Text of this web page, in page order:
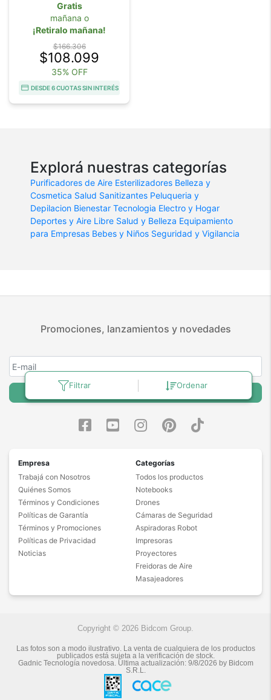
Filtrar Ordenar
Gratis
mañana o
¡Retiralo mañana!
$166.306
$108.099
35% OFF
DESDE 6 CUOTAS SIN INTERÉS
Explorá nuestras categorías
Purificadores de Aire Esterilizadores Belleza y
Cosmetica Salud Sanitizantes Peluqueria y
Depilacion Bienestar Tecnologia Electro y Hogar
Deportes y Aire Libre Salud y Belleza Equipamiento
para Empresas Bebes y Niños Seguridad y Vigilancia
Promociones, lanzamientos y novedades
Suscribirse
Empresa
Trabajá con Nosotros
Quiénes Somos
Términos y Condiciones
Políticas de Garantía
Términos y Promociones
Políticas de Privacidad
Noticias
Categorías
Todos los productos
Notebooks
Drones
Cámaras de Seguridad
Aspiradoras Robot
Impresoras
Proyectores
Freidoras de Aire
Masajeadores
Copyright © 2026 Bidcom Group.
Las fotos son a modo ilustrativo. La venta de cualquiera de los productos
publicados está sujeta a la verificación de stock.
Gadnic Tecnología novedosa.Última actualización: 9/8/2026 by Bidcom
S.R.L.